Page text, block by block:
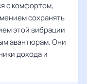
с комфортом,
сохранять
этой вибрации
авантюрам. Они
дохода и